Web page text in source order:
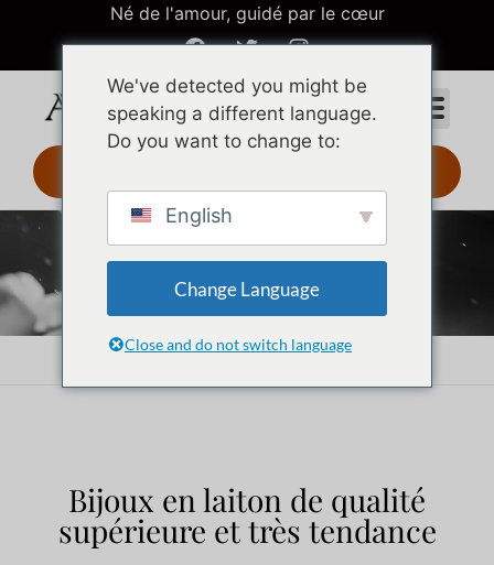
Né de l'amour, guidé par le cœur
Bijoux en laiton
Accueil Bijoux en laiton
Bijoux en laiton de qualité
supérieure et très tendance
We've detected you might be
speaking a different language.
Do you want to change to:
English
Change Language
Close and do not switch language